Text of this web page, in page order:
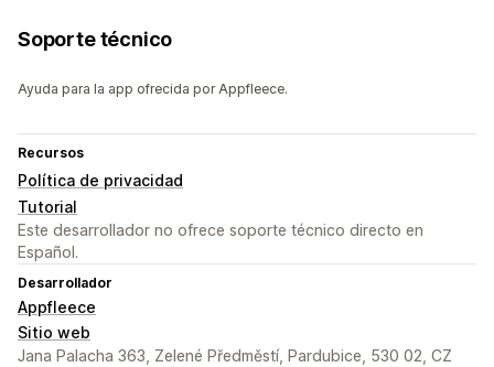
Soporte técnico
Ayuda para la app ofrecida por Appfleece.
Recursos
Política de privacidad
Tutorial
Este desarrollador no ofrece soporte técnico directo en
Español.
Desarrollador
Appfleece
Sitio web
Jana Palacha 363, Zelené Předměstí, Pardubice, 530 02, CZ